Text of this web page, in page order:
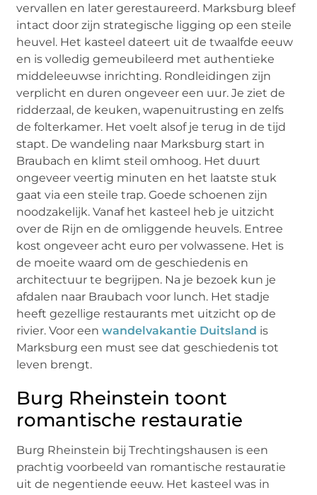
vervallen en later gerestaureerd. Marksburg bleef
intact door zijn strategische ligging op een steile
heuvel. Het kasteel dateert uit de twaalfde eeuw
en is volledig gemeubileerd met authentieke
middeleeuwse inrichting. Rondleidingen zijn
verplicht en duren ongeveer een uur. Je ziet de
ridderzaal, de keuken, wapenuitrusting en zelfs
de folterkamer. Het voelt alsof je terug in de tijd
stapt. De wandeling naar Marksburg start in
Braubach en klimt steil omhoog. Het duurt
ongeveer veertig minuten en het laatste stuk
gaat via een steile trap. Goede schoenen zijn
noodzakelijk. Vanaf het kasteel heb je uitzicht
over de Rijn en de omliggende heuvels. Entree
kost ongeveer acht euro per volwassene. Het is
de moeite waard om de geschiedenis en
architectuur te begrijpen. Na je bezoek kun je
afdalen naar Braubach voor lunch. Het stadje
heeft gezellige restaurants met uitzicht op de
rivier. Voor eenwandelvakantie Duitsland is
Marksburg een must see dat geschiedenis tot
leven brengt.
Burg Rheinstein toont
romantische restauratie
Burg Rheinstein bij Trechtingshausen is een
prachtig voorbeeld van romantische restauratie
uit de negentiende eeuw. Het kasteel was in